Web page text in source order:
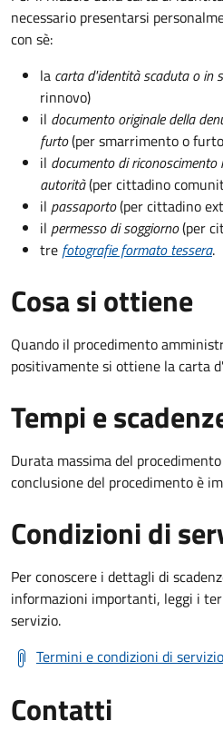
necessario presentarsi
con sè:
la carta d'identità scaduta o in
rinnovo)
il documento originale della
furto(per smarrimento o
il documento di
autorità(per cittadino
il passaporto(per cittadino
il permesso di soggiorno(per
tre fotografie formato tessera.
Cosa si ottiene
Quando il procedimento
positivamente si ottiene la carta
Tempi e
Durata massima del
conclusione del procedimento è
Condizioni di
Per conoscere i dettagli di
informazioni importanti, leggi i
servizio.
Termini e condizioni di servizio
Contatti